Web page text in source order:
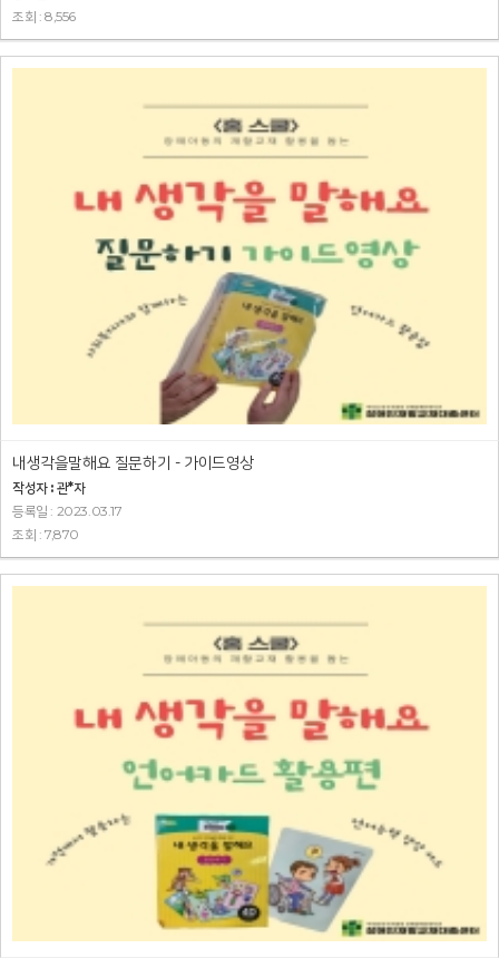
조회 : 8,556
내생각을말해요 질문하기 - 가이드영상
작성자 : 관*자
등록일 : 2023.03.17
조회 : 7,870